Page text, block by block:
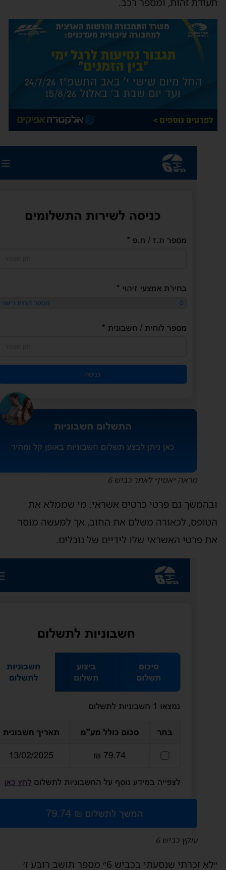
זהות, ומספר רכב.
מראה ״אמין״ לאתר כביש 6
גם פרטי כרטיס אשראי. מי שממלא את
לכאורה משלם את החוב, אך למעשה מוסר
פרטי האשראי שלו לידיים של נוכלים.
עוקץ כביש 6
״לא זכרתי שנסעתי בכביש 6״ מספר תושב רובע ז׳